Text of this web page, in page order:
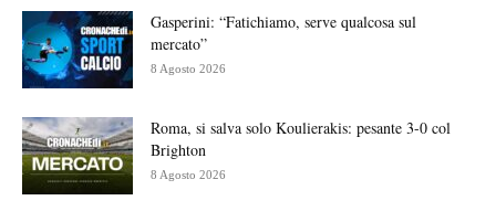
Gasperini: “Fatichiamo, serve qualcosa sul
mercato”
8 Agosto 2026
Roma, si salva solo Koulierakis: pesante 3-0 col
Brighton
8 Agosto 2026